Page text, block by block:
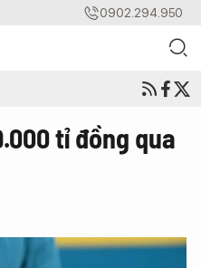
0902.294.950
tỉ đồng qua